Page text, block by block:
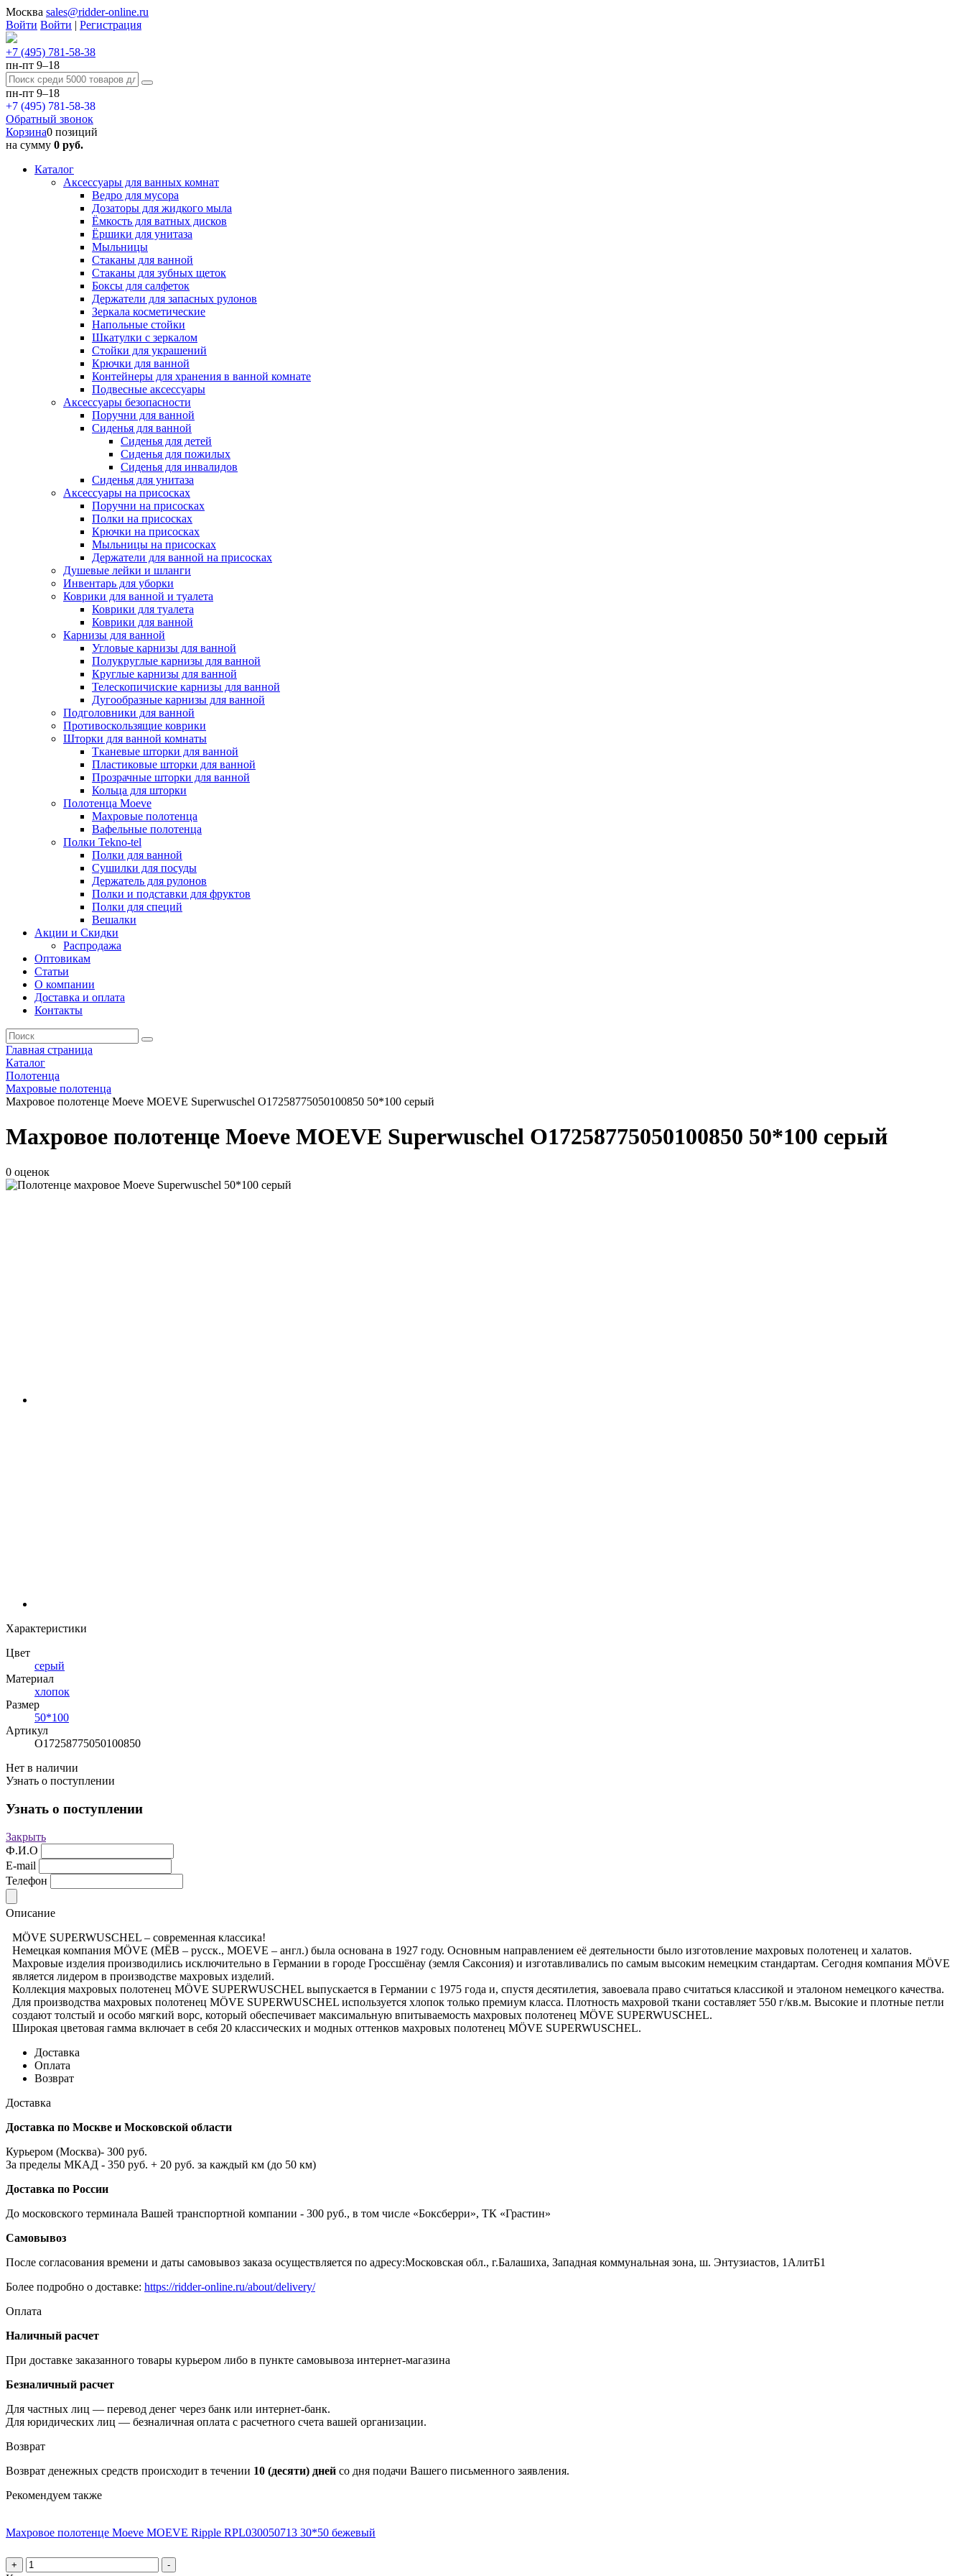
Москва sales@ridder-online.ru
Войти Войти | Регистрация
+7 (495) 781-58-38
пн-пт 9–18
пн-пт 9–18
+7 (495) 781-58-38
Обратный звонок
Корзина0 позиций
на сумму 0 руб.
Каталог
Аксессуары для ванных комнат
Ведро для мусора
Дозаторы для жидкого мыла
Ёмкость для ватных дисков
Ёршики для унитаза
Мыльницы
Стаканы для ванной
Стаканы для зубных щеток
Боксы для салфеток
Держатели для запасных рулонов
Зеркала косметические
Напольные стойки
Шкатулки с зеркалом
Стойки для украшений
Крючки для ванной
Контейнеры для хранения в ванной комнате
Подвесные аксессуары
Аксессуары безопасности
Поручни для ванной
Сиденья для ванной
Сиденья для детей
Сиденья для пожилых
Сиденья для инвалидов
Сиденья для унитаза
Аксессуары на присосках
Поручни на присосках
Полки на присосках
Крючки на присосках
Мыльницы на присосках
Держатели для ванной на присосках
Душевые лейки и шланги
Инвентарь для уборки
Коврики для ванной и туалета
Коврики для туалета
Коврики для ванной
Карнизы для ванной
Угловые карнизы для ванной
Полукруглые карнизы для ванной
Круглые карнизы для ванной
Телескопичиские карнизы для ванной
Дугообразные карнизы для ванной
Подголовники для ванной
Противоскользящие коврики
Шторки для ванной комнаты
Тканевые шторки для ванной
Пластиковые шторки для ванной
Прозрачные шторки для ванной
Кольца для шторки
Полотенца Moeve
Махровые полотенца
Вафельные полотенца
Полки Tekno-tel
Полки для ванной
Сушилки для посуды
Держатель для рулонов
Полки и подставки для фруктов
Полки для специй
Вешалки
Акции и Скидки
Распродажа
Оптовикам
Статьи
О компании
Доставка и оплата
Контакты
Главная страница
Каталог
Полотенца
Махровые полотенца
Махровое полотенце Moeve MOEVE Superwuschel О17258775050100850 50*100 серый
Махровое полотенце Moeve MOEVE Superwuschel О17258775050100850 50*100 серый
0 оценок
Характеристики
Цвет
серый
Материал
хлопок
Размер
50*100
Артикул
О17258775050100850
Нет в наличии
Узнать о поступлении
Узнать о поступлении
Закрыть
Ф.И.О
E-mail
Телефон
Описание
MÖVE SUPERWUSCHEL – современная классика!
Немецкая компания MÖVE (МЁВ – русск., MOEVE – англ.) была основана в 1927 году. Основным направлением её деятельности было изготовление махровых полотенец и халатов.
Махровые изделия производились исключительно в Германии в городе Гроссшёнау (земля Саксония) и изготавливались по самым высоким немецким стандартам. Сегодня компания MÖVE
является лидером в производстве махровых изделий.
Коллекция махровых полотенец MÖVE SUPERWUSCHEL выпускается в Германии с 1975 года и, спустя десятилетия, завоевала право считаться классикой и эталоном немецкого качества.
Для производства махровых полотенец MÖVE SUPERWUSCHEL используется хлопок только премиум класса. Плотность махровой ткани составляет 550 г/кв.м. Высокие и плотные петли
создают толстый и особо мягкий ворс, который обеспечивает максимальную впитываемость махровых полотенец MÖVE SUPERWUSCHEL.
Широкая цветовая гамма включает в себя 20 классических и модных оттенков махровых полотенец MÖVE SUPERWUSCHEL.
Доставка
Оплата
Возврат
Доставка
Доставка по Москве и Московской области
Курьером (Москва)- 300 руб.
За пределы МКАД - 350 руб. + 20 руб. за каждый км (до 50 км)
Доставка по России
До московского терминала Вашей транспортной компании - 300 руб., в том числе «Боксберри», ТК «Грастин»
Самовывоз
После согласования времени и даты самовывоз заказа осуществляется по адресу:Московская обл., г.Балашиха, Западная коммунальная зона, ш. Энтузиастов, 1АлитБ1
Более подробно о доставке: https://ridder-online.ru/about/delivery/
Оплата
Наличный расчет
При доставке заказанного товары курьером либо в пункте самовывоза интернет-магазина
Безналичный расчет
Для частных лиц — перевод денег через банк или интернет-банк.
Для юридических лиц — безналичная оплата с расчетного счета вашей организации.
Возврат
Возврат денежных средств происходит в течении 10 (десяти) дней со дня подачи Вашего письменного заявления.
Рекомендуем также
Махровое полотенце Moeve MOEVE Ripple RPL030050713 30*50 бежевый
+ -